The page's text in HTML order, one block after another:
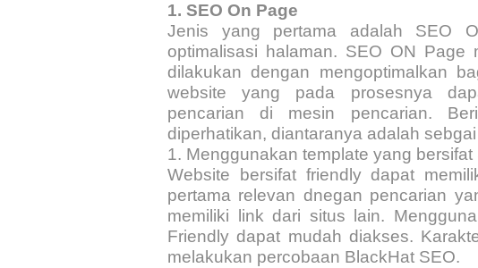
1. SEO On Page
Jenis yang pertama adalah SEO
optimalisasi halaman. SEO ON Page
dilakukan dengan mengoptimalkan
website yang pada prosesnya
pencarian di mesin pencarian.
diperhatikan, diantaranya adalah
1. Menggunakan template yang bersifat
Website bersifat friendly dapat
pertama relevan dnegan pencarian
memiliki link dari situs lain.
Friendly dapat mudah diakses.
melakukan percobaan BlackHat SEO.